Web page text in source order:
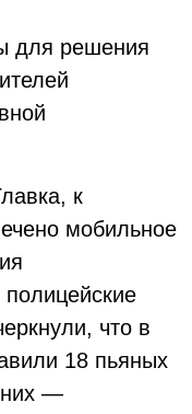
для решения
к
мобильное
полицейские
что в
18 пьяных
них —